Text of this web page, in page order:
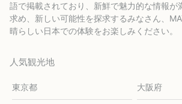
語で掲載されており、新鮮で魅力的な情報が
求め、新しい可能性を探求するみなさん、
晴らしい日本での体験をお楽しみください。
人気観光地
東京都 大阪府